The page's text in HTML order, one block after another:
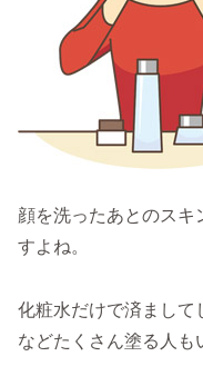
顔を洗ったあとのスキ
すよね。
化粧水だけで済まして
などたくさん塗る人も